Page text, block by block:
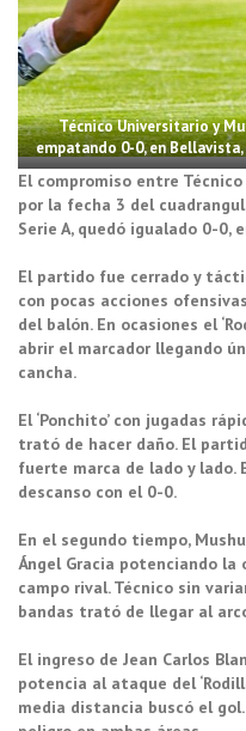
Técnico Universitario y
empatando 0-0, en Bellavista,
El compromiso entre
por la fecha 3 del
Serie A, quedó igualado 0-0,
El partido fue cerrado y
con pocas acciones
del balón. En ocasiones el
abrir el marcador llegando
cancha.
El ‘Ponchito’ con jugadas
trató de hacer daño. El
fuerte marca de lado y
descanso con el 0-0.
En el segundo tiempo,
Ángel Gracia potenciando
campo rival. Técnico sin
bandas trató de llegar al
El ingreso de Jean Carlos
potencia al ataque del
media distancia buscó el